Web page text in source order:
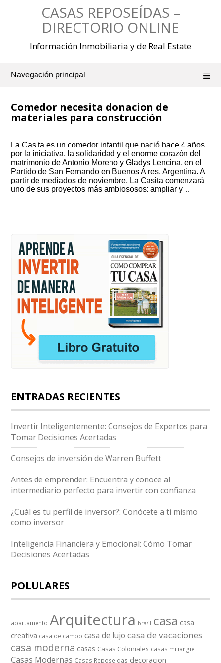
CASAS REPOSEÍDAS –
DIRECTORIO ONLINE
Información Inmobiliaria y de Real Estate
Navegación principal
Comedor necesita donacion de
materiales para construcción
La Casita es un comedor infantil que nació hace 4 años
por la iniciativa, la solidaridad y el enorme corazón del
matrimonio de Antonio Moreno y Gladys Lencina, en el
Partido de San Fernando en Buenos Aires, Argentina. A
partir de mediados de noviembre, La Casita comenzará
uno de sus proyectos más ambiososos: ampliar y…
ENTRADAS RECIENTES
Invertir Inteligentemente: Consejos de Expertos para
Tomar Decisiones Acertadas
Consejos de inversión de Warren Buffett
Antes de emprender: Encuentra y conoce al
intermediario perfecto para invertir con confianza
¿Cuál es tu perfil de inversor?: Conócete a ti mismo
como inversor
Inteligencia Financiera y Emocional: Cómo Tomar
Decisiones Acertadas
POLULARES
apartamento Arquitectura brasil casa casa
creativa casa de campo casa de lujo casa de vacaciones
casa moderna casas Casas Coloniales casas miliangie
Casas Modernas Casas Reposeidas decoracion